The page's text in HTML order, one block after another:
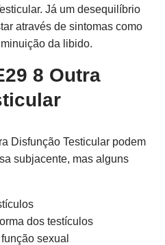
Já um desequilíbrio
através de sintomas como
da libido.
8 Outra
Disfunção Testicular podem
subjacente, mas alguns
dos testículos
sexual